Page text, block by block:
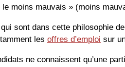
moins mauvais » (moins
sont dans cette philosophie
les offres d’emploi sur
ne connaissent qu’une